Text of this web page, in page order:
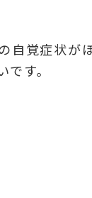
自覚症状が
す。